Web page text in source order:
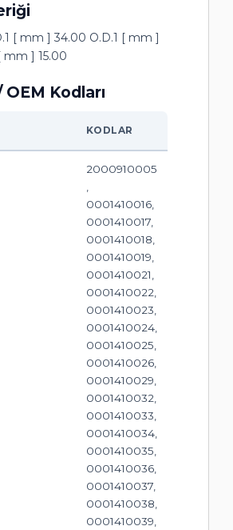
[ mm ] 34.00 O.D.1 [ mm ]
mm ] 15.00
OEM Kodları
KODLAR
2000910005
0001410016,
0001410017,
0001410018,
0001410019,
0001410021,
0001410022,
0001410023,
0001410024,
0001410025,
0001410026,
0001410029,
0001410032,
0001410033,
0001410034,
0001410035,
0001410036,
0001410037,
0001410038,
0001410039,